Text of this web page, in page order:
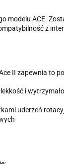
modelu ACE.
z
II zapewnia to
i
uderzeń